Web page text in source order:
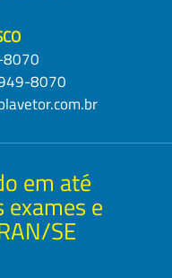
8070
em até
exames e
SE